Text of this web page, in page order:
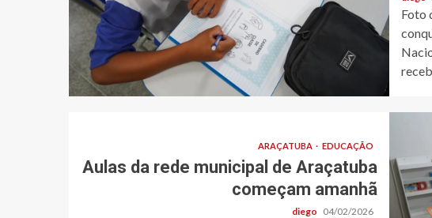
Foto
ARAÇATUBA EDUCAÇÃO
Aulas da rede municipal de Araçatuba
começam amanhã
diego 04/02/2026